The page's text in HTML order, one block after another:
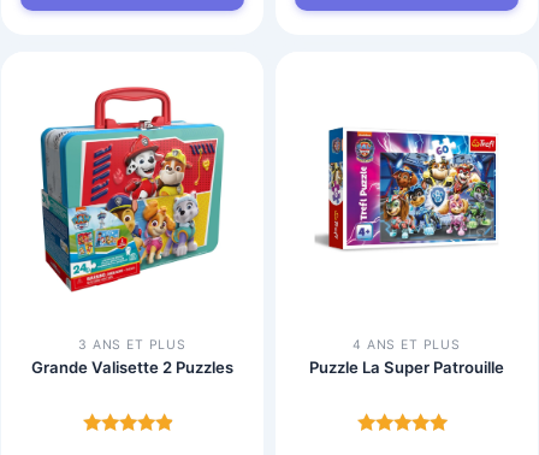
3 ANS ET PLUS
Grande Valisette 2 Puzzles
4 ANS ET PLUS
Puzzle La Super Patrouille